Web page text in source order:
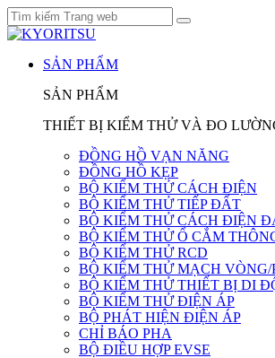
SẢN PHẨM
SẢN PHẨM
THIẾT BỊ KIỂM THỬ VÀ ĐO
ĐỒNG HỒ VẠN NĂNG
ĐỒNG HỒ KẸP
BỘ KIỂM THỬ CÁCH ĐIỆN
BỘ KIỂM THỬ TIẾP ĐẤT
BỘ KIỂM THỬ CÁCH ĐIỆN
BỘ KIỂM THỬ Ổ CẮM
BỘ KIỂM THỬ RCD
BỘ KIỂM THỬ MẠCH VÒNG/
BỘ KIỂM THỬ THIẾT BỊ DI
BỘ KIỂM THỬ ĐIỆN ÁP
BỘ PHÁT HIỆN ĐIỆN ÁP
CHỈ BÁO PHA
BỘ ĐIỀU HỢP EVSE